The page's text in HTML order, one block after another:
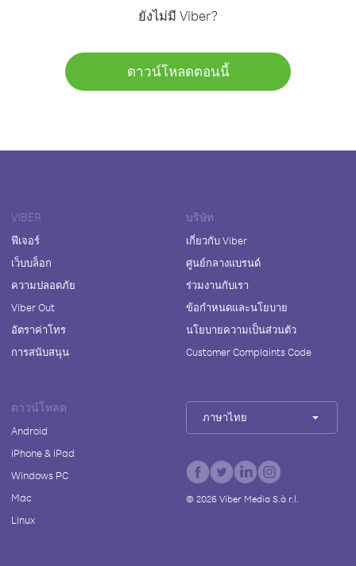
ยังไม่มี Viber?
ดาวน์โหลดตอนนี้
VIBER
ฟีเจอร์
เว็บบล็อก
ความปลอดภัย
Viber Out
อัตราค่าโทร
การสนับสนุน
บริษัท
เกี่ยวกับ Viber
ศูนย์กลางแบรนด์
ร่วมงานกับเรา
ข้อกำหนดและนโยบาย
นโยบายความเป็นส่วนตัว
Customer Complaints Code
ดาวน์โหลด
Android
iPhone & iPad
Windows PC
Mac
Linux
ภาษาไทย
© 2026Viber Media S.à r.l.